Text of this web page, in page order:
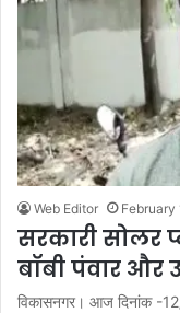
Web Editor February
सरकारी सोलर
बॉबी पंवार और
विकासनगर। आज दिनांक -